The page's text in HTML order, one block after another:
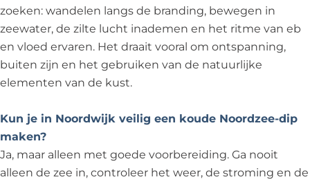
zoeken: wandelen langs de branding, bewegen in
zeewater, de zilte lucht inademen en het ritme van eb
en vloed ervaren. Het draait vooral om ontspanning,
buiten zijn en het gebruiken van de natuurlijke
elementen van de kust.
Kun je in Noordwijk veilig een koude Noordzee-dip
maken?
Ja, maar alleen met goede voorbereiding. Ga nooit
alleen de zee in, controleer het weer, de stroming en de